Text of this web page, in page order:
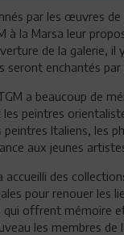
par les œuvres de
à la Marsa leur
de la galerie, il
seront enchantés
a beaucoup de
peintres
peintres Italiens, les
aux jeunes
accueilli des
pour renouer les
qui offrent mémoire
les membres de